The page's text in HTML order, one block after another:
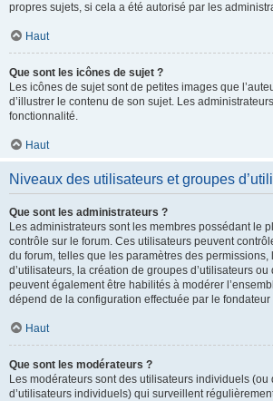
propres sujets, si cela a été autorisé par les
Haut
Que sont les icônes de sujet ?
Les icônes de sujet sont de petites images que
d’illustrer le contenu de son sujet. Les
fonctionnalité.
Haut
Niveaux des utilisateurs et groupes
Que sont les administrateurs ?
Les administrateurs sont les membres possédant le
contrôle sur le forum. Ces utilisateurs peuvent
du forum, telles que les paramètres des permissions,
d’utilisateurs, la création de groupes d’utilisateurs
peuvent également être habilités à modérer
dépend de la configuration effectuée par le fondateur
Haut
Que sont les modérateurs ?
Les modérateurs sont des utilisateurs individuels (ou
d’utilisateurs individuels) qui surveillent